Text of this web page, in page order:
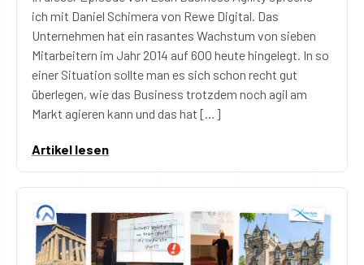
ich mit Daniel Schimera von Rewe Digital. Das
Unternehmen hat ein rasantes Wachstum von sieben
Mitarbeitern im Jahr 2014 auf 600 heute hingelegt. In so
einer Situation sollte man es sich schon recht gut
überlegen, wie das Business trotzdem noch agil am
Markt agieren kann und das hat […]
Artikel lesen